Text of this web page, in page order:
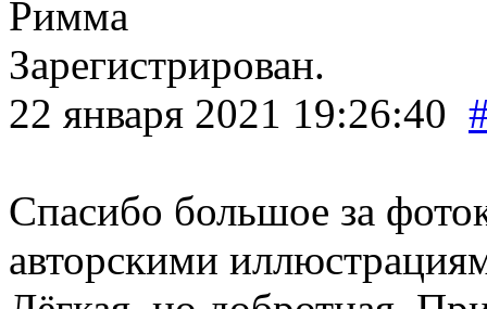
Римма
Зарегистрирован.
22 января 2021 19:26:40
Спасибо большое за
авторскими